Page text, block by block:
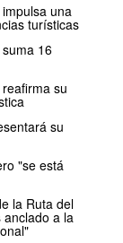
una
turísticas
16
su
su
"se está
la Ruta del
a la